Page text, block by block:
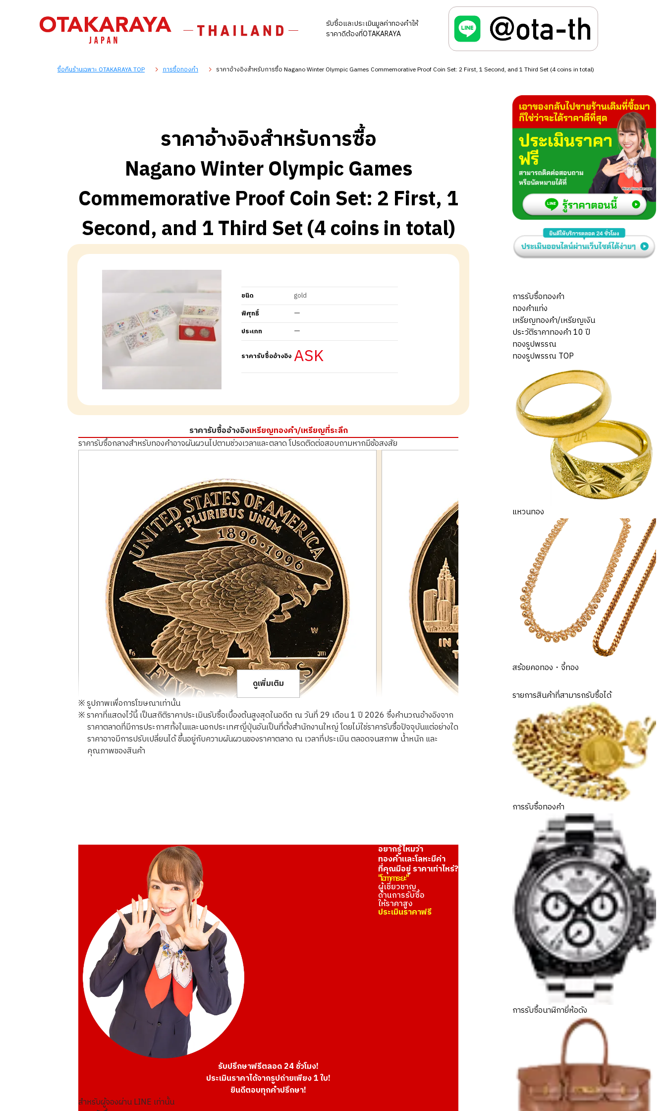
รับซื้อและประเมินมูลค่าทองคำให้
ราคาดีต้องที่OTAKARAYA
ซื้อคืนร้านเฉพาะ OTAKARAYA TOP การซื้อทองคำ ราคาอ้างอิงสำหรับการซื้อ Nagano Winter Olympic Games Commemorative Proof Coin Set: 2 First, 1 Second, and 1 Third Set (4 coins in total)
ราคาอ้างอิงสำหรับการซื้อ
Nagano Winter Olympic Games
Commemorative Proof Coin Set: 2 First, 1
Second, and 1 Third Set (4 coins in total)
ชนิด
gold
พิศุทธิ์
ー
ประเภท
ー
ราคารับซื้ออ้างอิง ASK
ราคารับซื้ออ้างอิงเหรียญทองคำ/เหรียญที่ระลึก
ราคารับซื้อกลางสำหรับทองคำอาจผันผวนไปตามช่วงเวลาและตลาดโปรดติดต่อสอบถามหากมีข้อสงสัย
21K gold (K21) USA Atlanta Olympic commemorative coin
21K gold (K21) USA Atlanta Olympic commemorative coin
21K gold (K21) FIFA World Cup 1994 USA tournament commemorative 5 dollar
21K gold (K21) FIFA World Cup 1994 USA tournament commemorative 5
ดูเพิ่มเติม
※ รูปภาพเพื่อการโฆษณาเท่านั้น
※ ราคาที่แสดงไว้นี้ เป็นสถิติราคาประเมินรับซื้อเบื้องต้นสูงสุดในอดีต ณ วันที่ 29 เดือน 1 ปี 2026 ซึ่งคำนวณอ้างอิงจาก
ราคาตลาดที่มีการประกาศทั้งในและนอกประเทศญี่ปุ่นอันเป็นที่ตั้งสำนักงานใหญ่ โดยไม่ใช่ราคารับซื้อปัจจุบันแต่อย่างใด
ราคาอาจมีการปรับเปลี่ยนได้ ขึ้นอยู่กับความผันผวนของราคาตลาด ณ เวลาที่ประเมิน ตลอดจนสภาพ น้ำหนัก และ
คุณภาพของสินค้า
อยากรู้ไหมว่า
ทองคำและโลหะมีค่า
ที่คุณมีอยู่ ราคาเท่าไหร่?
"โอทาคาระยะ"
ผู้เชี่ยวชาญ
ด้านการรับซื้อ
ให้ราคาสูง
ประเมินราคาฟรี
รับปรึกษาฟรีตลอด 24 ชั่วโมง!
ประเมินราคาได้จากรูปถ่ายเพียง 1 ใบ!
ยินดีตอบทุกคำปรึกษา!
สำหรับผู้จองผ่าน LINE เท่านั้น
การรับซื้อทองคำ
ทองคำแท่ง
เหรียญทองคำ/เหรียญเงิน
ประวัติราคาทองคำ 10 ปี
ทองรูปพรรณ
ทองรูปพรรณ TOP
แหวนทอง
สร้อยคอทอง・จี้ทอง
รายการสินค้าที่สามารถรับซื้อได้
การรับซื้อทองคำ
การรับซื้อนาฬิกายี่ห้อดัง